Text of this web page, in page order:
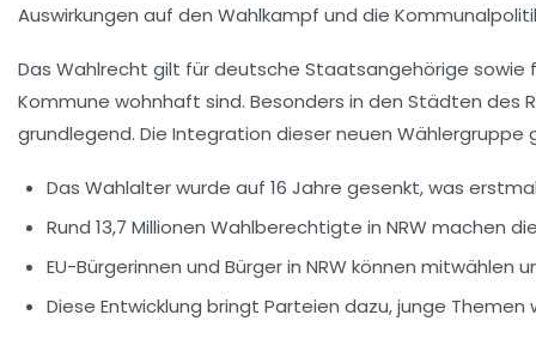
Auswirkungen auf den Wahlkampf und die
Das Wahlrecht gilt für deutsche Staatsangehörige sowie
Kommune wohnhaft sind. Besonders in den Städten des
grundlegend. Die Integration dieser neuen
Das Wahlalter wurde auf 16 Jahre gesenkt, was
Rund 13,7 Millionen Wahlberechtigte in NRW machen
EU-Bürgerinnen und Bürger in NRW können
Diese Entwicklung bringt Parteien dazu, junge